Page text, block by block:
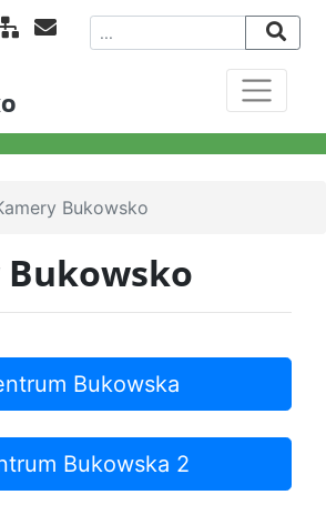
Bukowsko
Bukowsko
Bukowska
Bukowska 2